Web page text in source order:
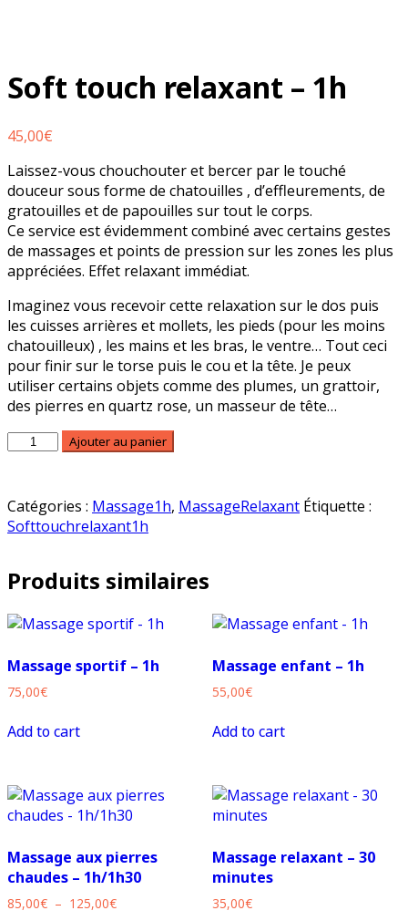
Soft touch relaxant – 1h
45,00€
Laissez-vous chouchouter et bercer par le touché
douceur sous forme de chatouilles , d’effleurements, de
gratouilles et de papouilles sur tout le corps.
Ce service est évidemment combiné avec certains gestes
de massages et points de pression sur les zones les plus
appréciées. Effet relaxant immédiat.
Imaginez vous recevoir cette relaxation sur le dos puis
les cuisses arrières et mollets, les pieds (pour les moins
chatouilleux) , les mains et les bras, le ventre… Tout ceci
pour finir sur le torse puis le cou et la tête. Je peux
utiliser certains objets comme des plumes, un grattoir,
des pierres en quartz rose, un masseur de tête…
quantité
touch
relaxant
-
Ajouter au panier
Catégories : Massage1h, MassageRelaxant Étiquette :
Softtouchrelaxant1h
Produits similaires
Massage sportif – 1h
75,00€
Add to cart
Massage enfant – 1h
55,00€
Add to cart
Massage aux pierres
chaudes – 1h/1h30
85,00€ – 125,00€Plage
Massage relaxant – 30
minutes
35,00€